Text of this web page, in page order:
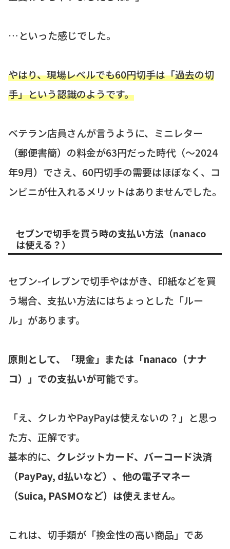
…といった感じでした。
やはり、現場レベルでも60円切手は「過去の切
手」という認識のようです。
ベテラン店員さんが言うように、ミニレター
（郵便書簡）の料金が63円だった時代（〜2024
年9月）でさえ、60円切手の需要はほぼなく、コ
ンビニが仕入れるメリットはありませんでした。
セブンで切手を買う時の支払い方法（nanaco
は使える？）
セブン-イレブンで切手やはがき、印紙などを買
う場合、支払い方法にはちょっとした「ルー
ル」があります。
原則として、「現金」または「nanaco（ナナ
コ）」での支払いが可能です。
「え、クレカやPayPayは使えないの？」と思っ
た方、正解です。
基本的に、 クレジットカード、バーコード決済
（PayPay, d払いなど）、他の電子マネー
（Suica, PASMOなど）は使えません。
これは、切手類が「換金性の高い商品」であ